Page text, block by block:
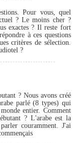
Pour vous, quel
? Le moins cher ?
exactes ? Il reste fort
à ces questions
critères de sélection.
?
? Nous avons créé
parlé (8 types) qui
entier. Comment
? L'arabe est la
couramment. J'ai